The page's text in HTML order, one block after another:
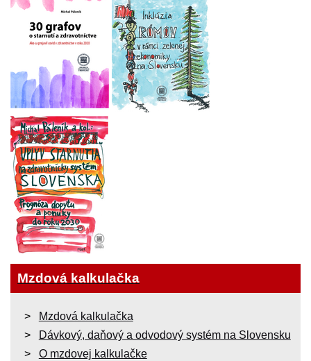
Mzdová kalkulačka
Mzdová kalkulačka
Dávkový, daňový a odvodový systém na Slovensku
O mzdovej kalkulačke